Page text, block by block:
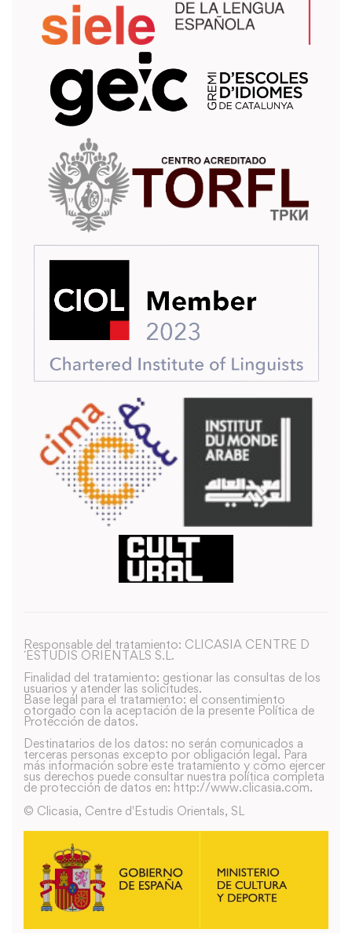
Responsable del tratamiento: CLICASIA CENTRE D
´ESTUDIS ORIENTALS S.L.
Finalidad del tratamiento: gestionar las consultas de los
usuarios y atender las solicitudes.
Base legal para el tratamiento: el consentimiento
otorgado con la aceptación de la presente Política de
Protección de datos.
Destinatarios de los datos: no serán comunicados a
terceras personas excepto por obligación legal. Para
más información sobre este tratamiento y como ejercer
sus derechos puede consultar nuestra política completa
de protección de datos en: http://www.clicasia.com.
© Clicasia, Centre d'Estudis Orientals, SL